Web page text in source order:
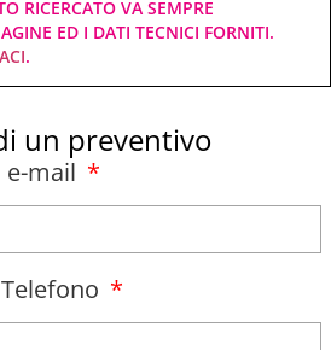
RICERCATO VA SEMPRE
ED I DATI TECNICI FORNITI.
.
un preventivo
e-mail